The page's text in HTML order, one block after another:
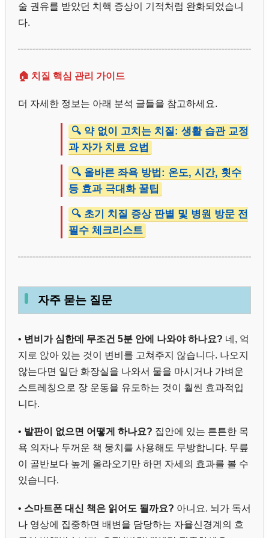
술 권유를 받았던 치핵 증상이 기적처럼 완화되었습니
다.
🏠 치질 핵심 관리 가이드
더 자세한 정보는 아래 분석 글들을 참고하세요.
🔍 약 없이 고치는 치질: 생활 습관 교정
과 자가 치료 요법
🔍 올바른 좌욕 방법: 온도, 시간, 횟수
등 효과 극대화 꿀팁
🔍 초기 치질 증상 판별 및 병원 방문 전
필수 체크리스트
자주 묻는 질문
• 변비가 심한데 무조건 5분 안에 나와야 하나요? 네, 억
지로 앉아 있는 것이 변비를 고쳐주지 않습니다. 나오지
않는다면 일단 화장실을 나와서 물을 마시거나 가벼운
스트레칭으로 장 운동을 유도하는 것이 훨씬 효과적입
니다.
• 발판이 없으면 어떻게 하나요? 집안에 있는 튼튼한 목
욕 의자나 두꺼운 책 뭉치를 사용해도 무방합니다. 무릎
이 골반보다 높게 올라오기만 하면 자세의 효과를 볼 수
있습니다.
• 스마트폰 대신 책은 읽어도 될까요? 아니요. 뇌가 독서
나 영상에 집중하면 배변을 담당하는 자율신경계의 흐